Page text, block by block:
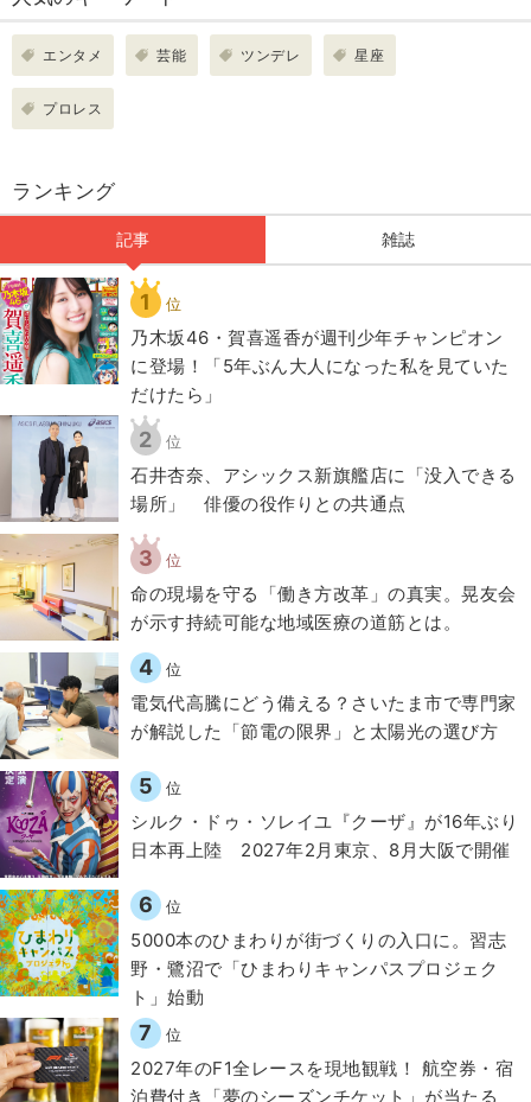
エンタメ 芸能 ツンデレ 星座
プロレス
ランキング
記事 雑誌
1 位
乃木坂46・賀喜遥香が週刊少年チャンピオン
に登場！「5年ぶん大人になった私を見ていた
だけたら」
2 位
石井杏奈、アシックス新旗艦店に「没入できる
場所」 俳優の役作りとの共通点
3 位
​命の現場を守る「働き方改革」の真実。晃友会
が示す持続可能な地域医療の道筋とは。
4 位
電気代高騰にどう備える？さいたま市で専門家
が解説した「節電の限界」と太陽光の選び方
5 位
シルク・ドゥ・ソレイユ『クーザ』が16年ぶり
日本再上陸 2027年2月東京、8月大阪で開催
6 位
5000本のひまわりが街づくりの入口に。習志
野・鷺沼で「ひまわりキャンパスプロジェク
ト」始動
7 位
2027年のF1全レースを現地観戦！ 航空券・宿
泊費付き「夢のシーズンチケット」が当たる